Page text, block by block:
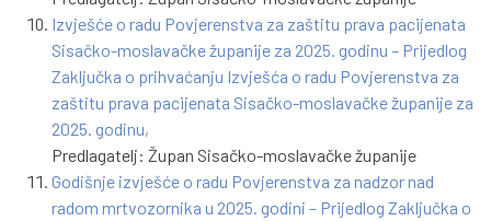
Izvješće o radu Povjerenstva za zaštitu prava pacijenata
Sisačko-moslavačke županije za 2025. godinu – Prijedlog
Zaključka o prihvaćanju Izvješća o radu Povjerenstva za
zaštitu prava pacijenata Sisačko-moslavačke županije za
2025. godinu,
Predlagatelj: Župan Sisačko-moslavačke županije
Godišnje izvješće o radu Povjerenstva za nadzor nad
radom mrtvozornika u 2025. godini – Prijedlog Zaključka o